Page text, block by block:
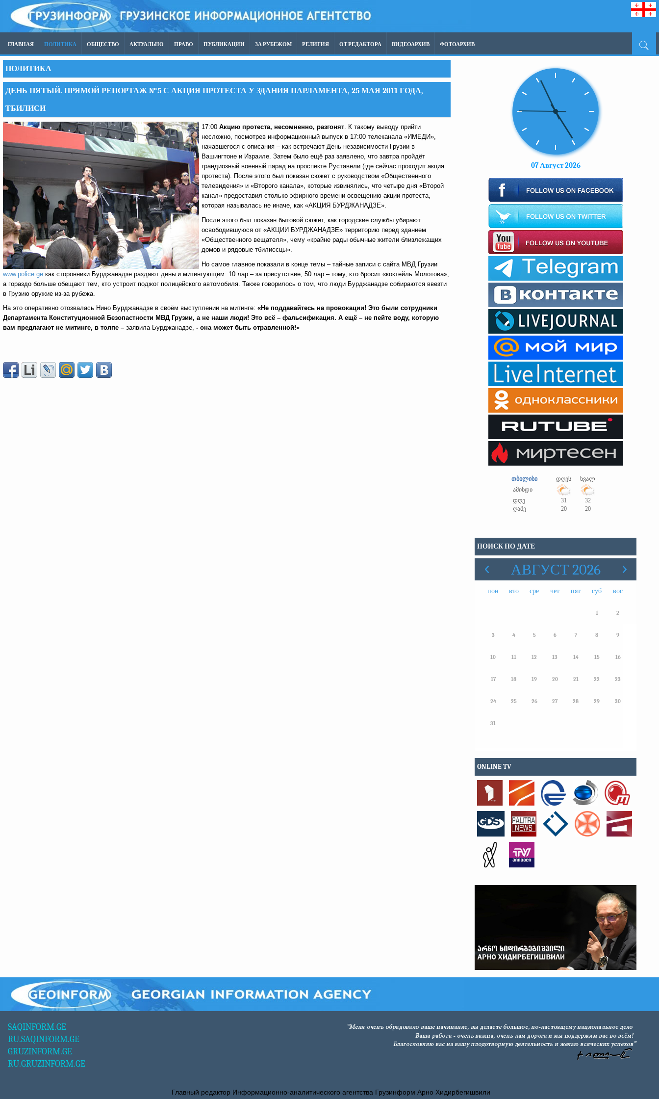
ГЛАВНАЯ ПОЛИТИКА ОБЩЕСТВО АКТУАЛЬНО ПРАВО ПУБЛИКАЦИИ ЗА РУБЕЖОМ РЕЛИГИЯ ОТ РЕДАКТОРА ВИДЕОАРХИВ ФОТОАРХИВ
ПОЛИТИКА
ДЕНЬ ПЯТЫЙ. ПРЯМОЙ РЕПОРТАЖ №5 С АКЦИЯ ПРОТЕСТА У ЗДАНИЯ ПАРЛАМЕНТА, 25 МАЯ 2011 ГОДА,
ТБИЛИСИ
17:00 Акцию протеста, несомненно, разгонят. К такому выводу прийти
несложно, посмотрев информационный выпуск в 17:00 телеканала «ИМЕДИ»,
начавшегося с описания – как встречают День независимости Грузии в
Вашингтоне и Израиле. Затем было ещё раз заявлено, что завтра пройдёт
грандиозный военный парад на проспекте Руставели (где сейчас проходит акция
протеста). После этого был показан сюжет с руководством «Общественного
телевидения» и «Второго канала», которые извинялись, что четыре дня «Второй
канал» предоставил столько эфирного времени освещению акции протеста,
которая называлась не иначе, как «АКЦИЯ БУРДЖАНАДЗЕ».
После этого был показан бытовой сюжет, как городские службы убирают
освободившуюся от «АКЦИИ БУРДЖАНАДЗЕ» территорию перед зданием
«Общественного вещателя», чему «крайне рады обычные жители близлежащих
домов и рядовые тбилиссцы».
Но самое главное показали в конце темы – тайные записи с сайта МВД Грузии
www.police.ge как сторонники Бурджанадзе раздают деньги митингующим: 10 лар – за присутствие, 50 лар – тому, кто бросит «коктейль Молотова»,
а гораздо больше обещают тем, кто устроит поджог полицейского автомобиля. Также говорилось о том, что люди Бурджанадзе собираются ввезти
в Грузию оружие из-за рубежа.
На это оперативно отозвалась Нино Бурджанадзе в своём выступлении на митинге: «Не поддавайтесь на провокации! Это были сотрудники
Департамента Конституционной Безопастности МВД Грузии, а не наши люди! Это всё – фальсификация. А ещё – не пейте воду, которую
вам предлагают не митинге, в толпе – заявила Бурджанадзе, - она может быть отравленной!»
07 Август 2026
თბილისი დღეს
ხვალ
ამინდი
დღე
31
32
ღამე
20 20
ПОИСК ПО ДАТЕ
АВГУСТ 2026
пон вто сре чет пят суб вос
1 2
3 4 5 6 7 8 9
10 11 12 13 14 15 16
17 18 19 20 21 22 23
24 25 26 27 28 29 30
31
ONLINE TV
SAQINFORM.GE
RU.SAQINFORM.GE
GRUZINFORM.GE
RU.GRUZINFORM.GE
Главный редактор Информационно-аналитического агентства Грузинформ Арно Хидирбегишвили